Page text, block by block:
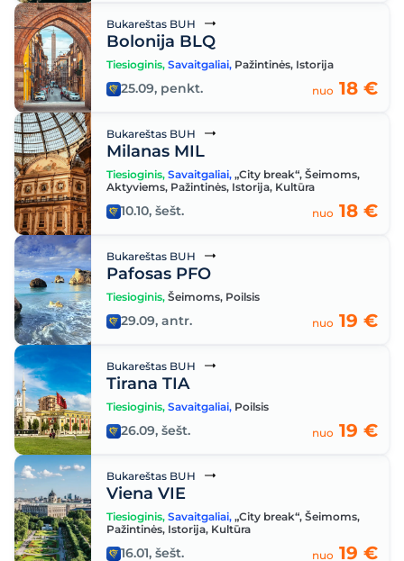
Bukareštas BUH
Bolonija BLQ
Tiesioginis, Savaitgaliai, Pažintinės, Istorija
25.09, penkt. nuo 18 €
Bukareštas BUH
Milanas MIL
Tiesioginis, Savaitgaliai, „City break“, Šeimoms,
Aktyviems, Pažintinės, Istorija, Kultūra
10.10, šešt. nuo 18 €
Bukareštas BUH
Pafosas PFO
Tiesioginis, Šeimoms, Poilsis
29.09, antr. nuo 19 €
Bukareštas BUH
Tirana TIA
Tiesioginis, Savaitgaliai, Poilsis
26.09, šešt. nuo 19 €
Bukareštas BUH
Viena VIE
Tiesioginis, Savaitgaliai, „City break“, Šeimoms,
Pažintinės, Istorija, Kultūra
16.01, šešt. nuo 19 €